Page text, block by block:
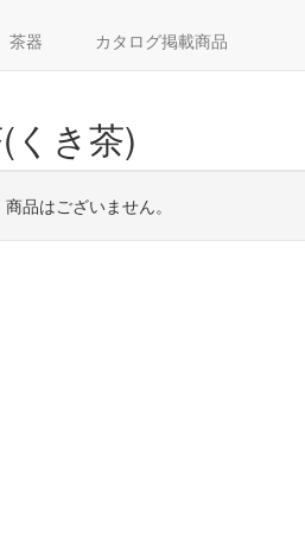
茶器 カタログ掲載商品
くき茶)
品はございません。